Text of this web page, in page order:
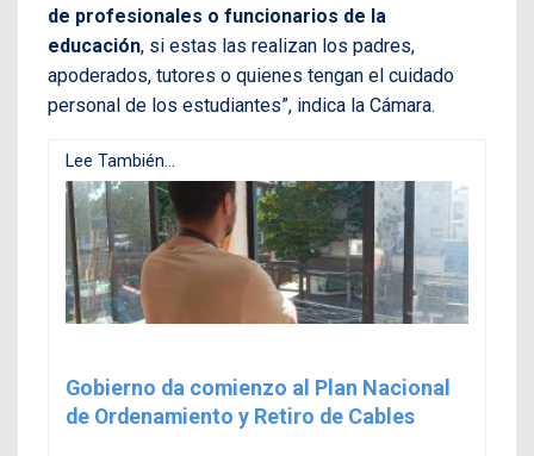
de profesionales o funcionarios de la
educación, si estas las realizan los padres,
apoderados, tutores o quienes tengan el cuidado
personal de los estudiantes”, indica la Cámara.
Lee También...
Gobierno da comienzo al Plan Nacional
de Ordenamiento y Retiro de Cables